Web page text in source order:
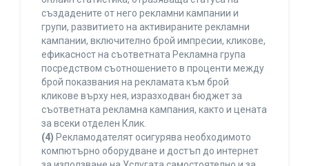
създадените от него рекламни кампании и
групи, развитието на активираните рекламни
кампании, включително брой импресии, кликове,
ефикасност на съответната Рекламна група
посредством съотношението в проценти между
брой показвания на рекламата към брой
кликове върху нея, изразходван бюджет за
съответната рекламна кампания, както и цената
за всеки отделен Клик.
(4) Рекламодателят осигурява необходимото
компютърно оборудване и достъп до интернет